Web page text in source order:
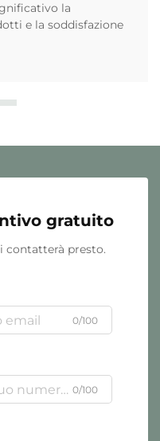
la
e la soddisfazione
gratuito
contatterà presto.
0/100
0/100